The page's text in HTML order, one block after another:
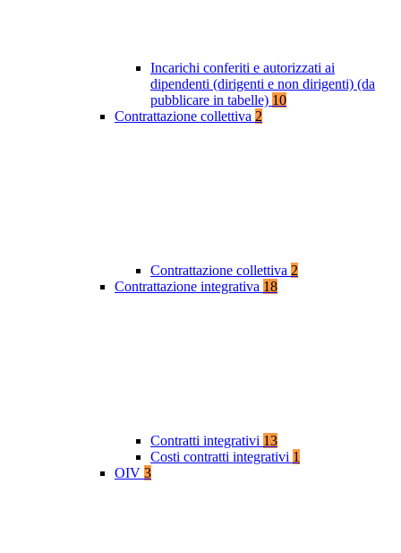
Incarichi conferiti e autorizzati ai
dipendenti (dirigenti e non dirigenti) (da
pubblicare in tabelle) 10
Contrattazione collettiva 2
Contrattazione collettiva 2
Contrattazione integrativa 18
Contratti integrativi 13
Costi contratti integrativi 1
OIV 3